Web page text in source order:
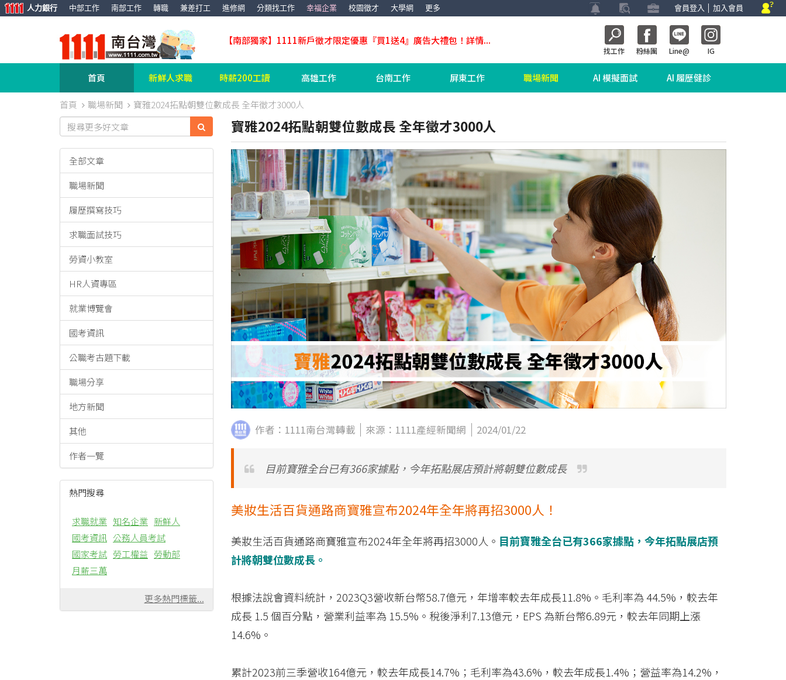
會員登入 加入會員
人力銀行 中部工作 南部工作 轉職 兼差打工 進修網 分類找工作 幸福企業 校園徵才 大學網 更多
【南部獨家】1111新戶徵才限定優惠『買1送4』廣告大禮包！詳情...
找工作 粉絲團 Line@ IG
首頁 新鮮人求職 時薪200工讀 高雄工作 台南工作 屏東工作 職場新聞 AI 模擬面試 AI 履歷健診
首頁 職場新聞 寶雅2024拓點朝雙位數成長 全年徵才3000人
全部文章
職場新聞
履歷撰寫技巧
求職面試技巧
勞資小教室
HR人資專區
就業博覽會
國考資訊
公職考古題下載
職場分享
地方新聞
其他
作者一覽
熱門搜尋
求職就業 知名企業 新鮮人
國考資訊 公務人員考試
國家考試 勞工權益 勞動部
月薪三萬
更多熱門標籤...
寶雅2024拓點朝雙位數成長 全年徵才3000人
作者：1111南台灣轉載 來源：1111產經新聞網 2024/01/22
目前寶雅全台已有366家據點，今年拓點展店預計將朝雙位數成長
美妝生活百貨通路商寶雅宣布2024年全年將再招3000人！
美妝生活百貨通路商寶雅宣布2024年全年將再招3000人。 目前寶雅全台已有366家據點，今年拓點展店預
計將朝雙位數成長。
根據法說會資料統計，2023Q3營收新台幣58.7億元，年增率較去年成長11.8%。毛利率為 44.5%，較去年
成長 1.5 個百分點，營業利益率為 15.5%。稅後淨利7.13億元，EPS 為新台幣6.89元，較去年同期上漲
14.6%。
累計2023前三季營收164億元，較去年成長14.7%；毛利率為43.6%，較去年成長1.4%；營益率為14.2%，